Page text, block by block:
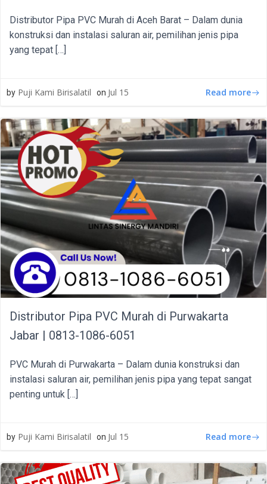
Distributor Pipa PVC Murah di Aceh Barat – Dalam dunia
konstruksi dan instalasi saluran air, pemilihan jenis pipa
yang tepat […]
by Puji Kami Birisalatil on Jul 15 Read more
Distributor Pipa PVC Murah di Purwakarta
Jabar | 0813-1086-6051
PVC Murah di Purwakarta – Dalam dunia konstruksi dan
instalasi saluran air, pemilihan jenis pipa yang tepat sangat
penting untuk […]
by Puji Kami Birisalatil on Jul 15 Read more